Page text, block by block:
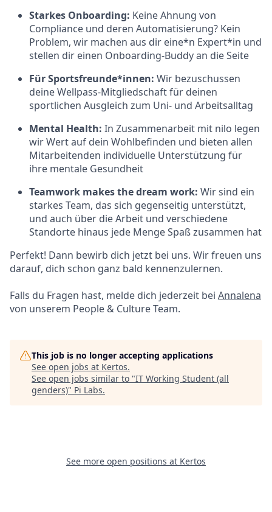
Starkes Onboarding: Keine Ahnung von
Compliance und deren Automatisierung? Kein
Problem, wir machen aus dir eine*n Expert*in und
stellen dir einen Onboarding-Buddy an die Seite
Für Sportsfreunde*innen: Wir bezuschussen
deine Wellpass-Mitgliedschaft für deinen
sportlichen Ausgleich zum Uni- und Arbeitsalltag
Mental Health: In Zusammenarbeit mit nilo legen
wir Wert auf dein Wohlbefinden und bieten allen
Mitarbeitenden individuelle Unterstützung für
ihre mentale Gesundheit
Teamwork makes the dream work: Wir sind ein
starkes Team, das sich gegenseitig unterstützt,
und auch über die Arbeit und verschiedene
Standorte hinaus jede Menge Spaß zusammen hat
Perfekt! Dann bewirb dich jetzt bei uns. Wir freuen uns
darauf, dich schon ganz bald kennenzulernen.
Falls du Fragen hast, melde dich jederzeit bei Annalena
von unserem People & Culture Team.
This job is no longer accepting applications
See open jobs at Kertos.
See open jobs similar to "IT Working Student (all
genders)" Pi Labs.
See more open positions at Kertos